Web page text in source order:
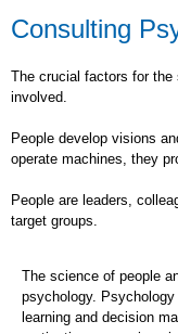
Consulting
The crucial factors for the
involved.
People develop visions
operate machines, they
People are leaders,
target groups.
The science of people
psychology.
learning and decision